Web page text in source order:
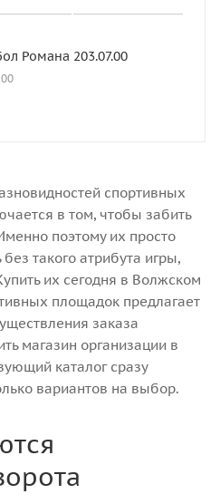
Романа 203.07.00
спортивных
в том, чтобы забить
поэтому их просто
такого атрибута игры,
их сегодня в Волжском
площадок предлагает
заказа
магазин организации в
каталог сразу
вариантов на выбор.